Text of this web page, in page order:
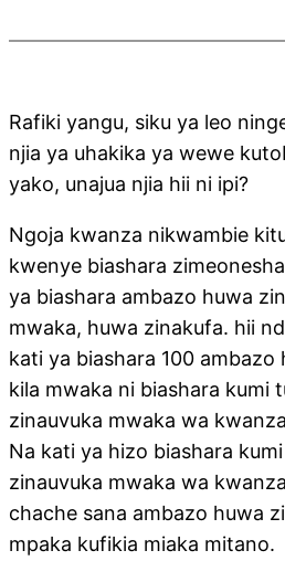
Rafiki yangu, siku ya leo
njia ya uhakika ya wewe
yako, unajua njia hii ni ipi?
Ngoja kwanza nikwambie
kwenye biashara
ya biashara ambazo huwa
mwaka, huwa zinakufa. hii
kati ya biashara 100 ambazo
kila mwaka ni biashara kumi
zinauvuka mwaka wa
Na kati ya hizo biashara
zinauvuka mwaka wa
chache sana ambazo huwa
mpaka kufikia miaka mitano.